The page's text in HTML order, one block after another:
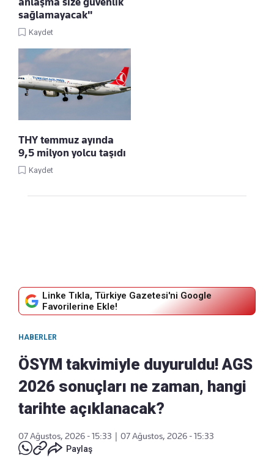
sağlamayacak"
Kaydet
THY temmuz ayında
9,5 milyon yolcu taşıdı
Kaydet
Linke Tıkla, Türkiye Gazetesi'ni Google
Favorilerine Ekle!
HABERLER
ÖSYM takvimiyle duyuruldu! AGS
2026 sonuçları ne zaman, hangi
tarihte açıklanacak?
07 Ağustos, 2026 - 15:33
07 Ağustos, 2026 - 15:33
Paylaş